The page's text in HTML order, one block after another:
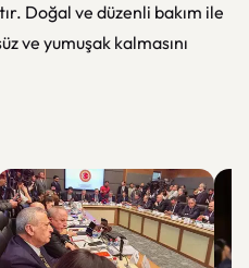
Doğal ve düzenli bakım ile
ve yumuşak kalmasını